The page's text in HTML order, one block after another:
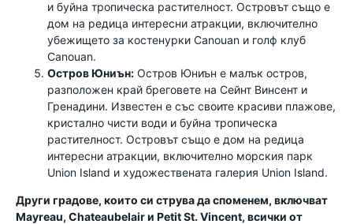
и буйна тропическа растителност. Островът също е
дом на редица интересни атракции, включително
убежището за костенурки Canouan и голф клуб
Canouan.
Остров Юниън: Остров Юниън е малък остров,
разположен край бреговете на Сейнт Винсент и
Гренадини. Известен е със своите красиви плажове,
кристално чисти води и буйна тропическа
растителност. Островът също е дом на редица
интересни атракции, включително морския парк
Union Island и художествената галерия Union Island.
Други градове, които си струва да споменем, включват
Mayreau, Chateaubelair и Petit St. Vincent, всички от